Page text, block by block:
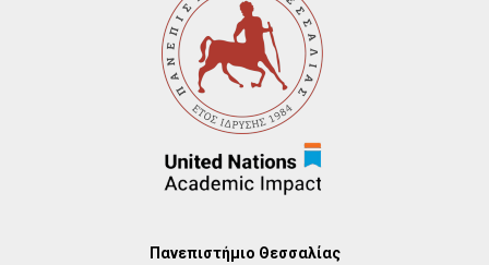
Πανεπιστήμιο Θεσσαλίας